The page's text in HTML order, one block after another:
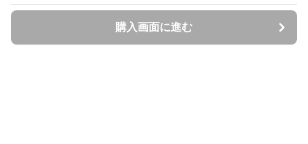
購入画面に進む
購入画面に進む